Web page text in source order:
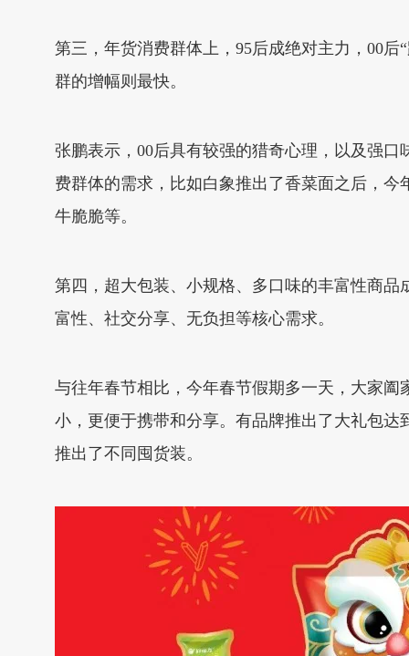
第三，年货消费群体上，95后成绝对主力，00
群的增幅则最快。
张鹏表示，00后具有较强的猎奇心理，以及强
费群体的需求，比如白象推出了香菜面之后，
牛脆脆等。
第四，超大包装、小规格、多口味的丰富性商
富性、社交分享、无负担等核心需求。
与往年春节相比，今年春节假期多一天，大家
小，更便于携带和分享。有品牌推出了大礼包
推出了不同囤货装。